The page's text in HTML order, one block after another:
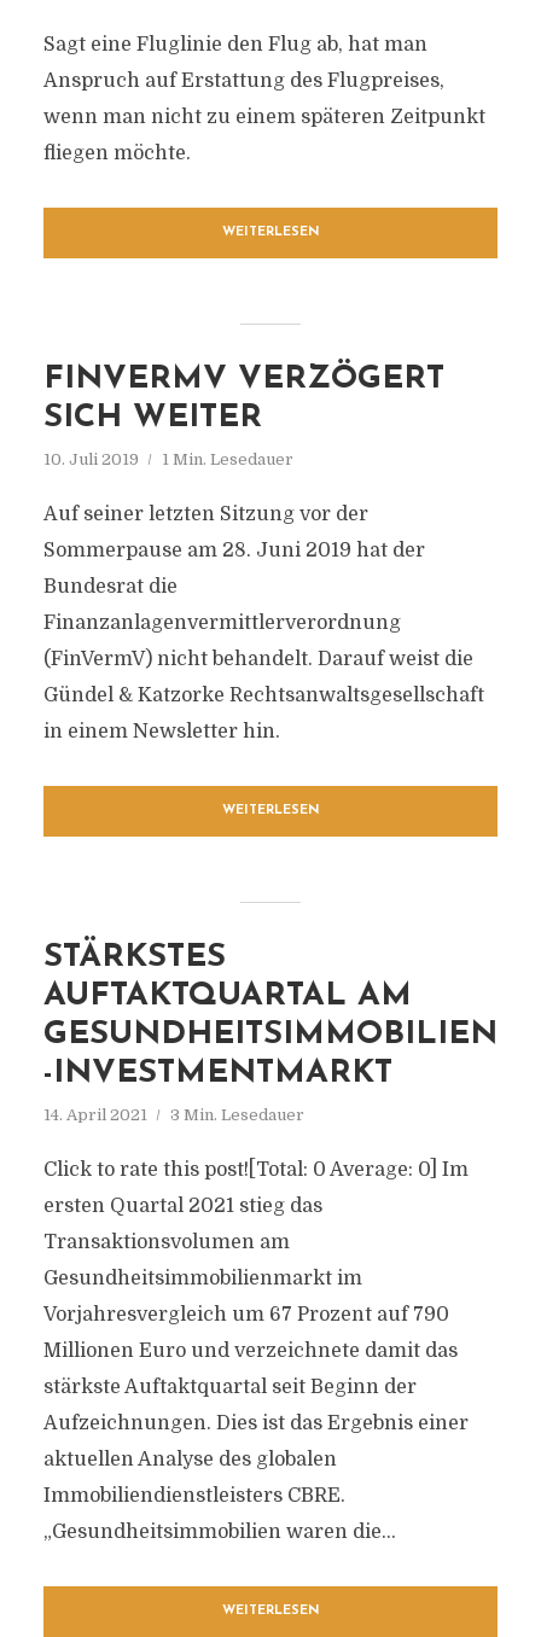
Sagt eine Fluglinie den Flug ab, hat man
Anspruch auf Erstattung des Flugpreises,
wenn man nicht zu einem späteren Zeitpunkt
fliegen möchte.
WEITERLESEN
FINVERMV VERZÖGERT
SICH WEITER
10. Juli 2019 1 Min. Lesedauer
Auf seiner letzten Sitzung vor der
Sommerpause am 28. Juni 2019 hat der
Bundesrat die
Finanzanlagenvermittlerverordnung
(FinVermV) nicht behandelt. Darauf weist die
Gündel & Katzorke Rechtsanwaltsgesellschaft
in einem Newsletter hin.
WEITERLESEN
STÄRKSTES
AUFTAKTQUARTAL AM
GESUNDHEITSIMMOBILIEN
-INVESTMENTMARKT
14. April 2021 3 Min. Lesedauer
Click to rate this post![Total: 0 Average: 0] Im
ersten Quartal 2021 stieg das
Transaktionsvolumen am
Gesundheitsimmobilienmarkt im
Vorjahresvergleich um 67 Prozent auf 790
Millionen Euro und verzeichnete damit das
stärkste Auftaktquartal seit Beginn der
Aufzeichnungen. Dies ist das Ergebnis einer
aktuellen Analyse des globalen
Immobiliendienstleisters CBRE.
„Gesundheitsimmobilien waren die...
WEITERLESEN